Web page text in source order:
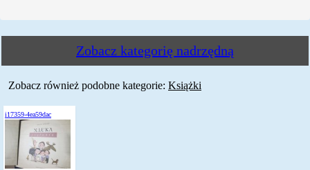
Zobacz kategorię nadrzędną
Zobacz również podobne kategorie: Książki
i17359-4ea59dac